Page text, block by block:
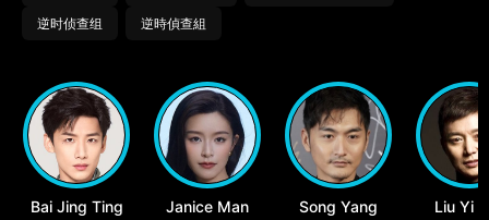
逆时侦查组 逆時偵查組
Bai Jing Ting Janice Man Song Yang Liu Yi